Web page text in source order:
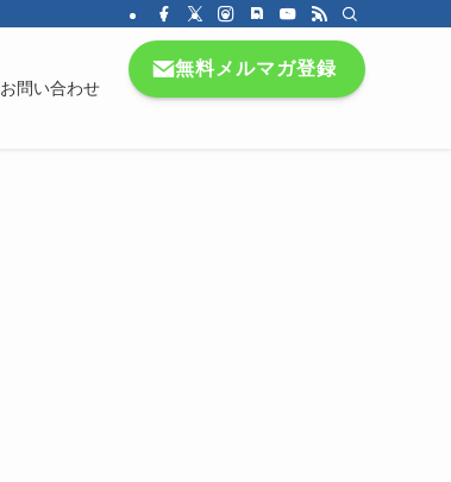
お問い合わせ
無料メルマガ登録